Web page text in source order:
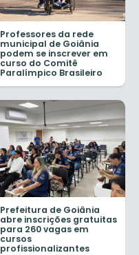
Professores da rede
municipal de Goiânia
podem se inscrever em
curso do Comitê
Paralímpico Brasileiro
Prefeitura de Goiânia
abre inscrições gratuitas
para 260 vagas em
cursos
profissionalizantes